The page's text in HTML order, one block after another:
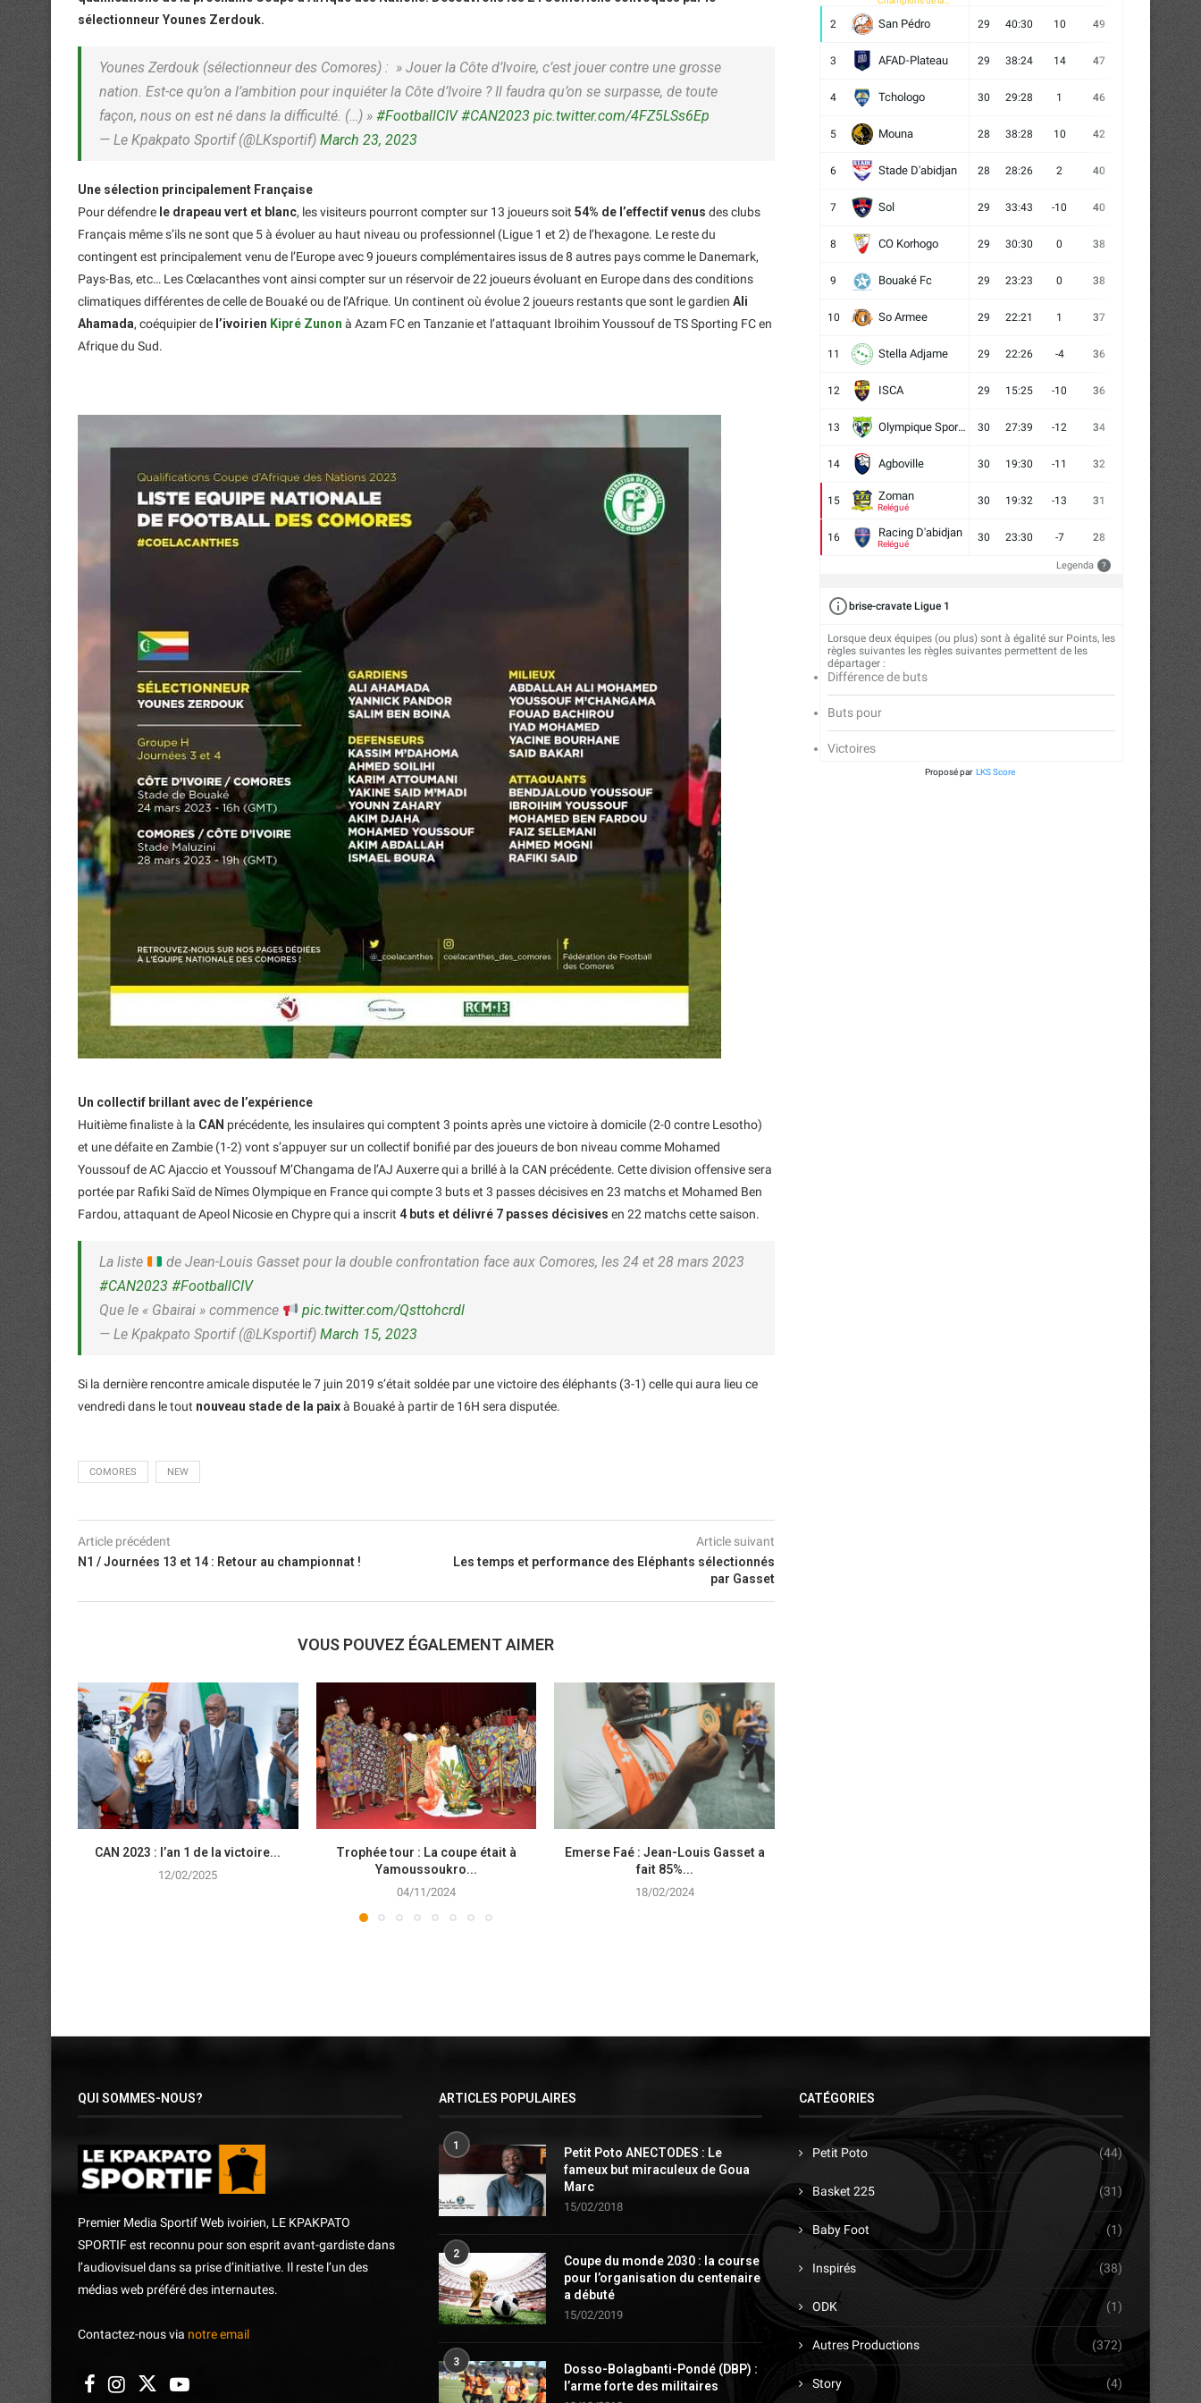
sélectionneur Younes Zerdouk.
Younes Zerdouk (sélectionneur des Comores) : » Jouer la Côte d’Ivoire, c’est jouer contre une grosse
nation. Est-ce qu’on a l’ambition pour inquiéter la Côte d’Ivoire ? Il faudra qu’on se surpasse, de toute
façon, nous on est né dans la difficulté. (…) » #FootballCIV #CAN2023 pic.twitter.com/4FZ5LSs6Ep
— Le Kpakpato Sportif (@LKsportif) March 23, 2023
Une sélection principalement Française
Pour défendre le drapeau vert et blanc, les visiteurs pourront compter sur 13 joueurs soit 54% de l’effectif venus des clubs
Français même s’ils ne sont que 5 à évoluer au haut niveau ou professionnel (Ligue 1 et 2) de l’hexagone. Le reste du
contingent est principalement venu de l’Europe avec 9 joueurs complémentaires issus de 8 autres pays comme le Danemark,
Pays-Bas, etc… Les Cœlacanthes vont ainsi compter sur un réservoir de 22 joueurs évoluant en Europe dans des conditions
climatiques différentes de celle de Bouaké ou de l’Afrique. Un continent où évolue 2 joueurs restants que sont le gardien Ali
Ahamada, coéquipier de l’ivoirien Kipré Zunon à Azam FC en Tanzanie et l’attaquant Ibroihim Youssouf de TS Sporting FC en
Afrique du Sud.
Un collectif brillant avec de l’expérience
Huitième finaliste à la CAN précédente, les insulaires qui comptent 3 points après une victoire à domicile (2-0 contre Lesotho)
et une défaite en Zambie (1-2) vont s’appuyer sur un collectif bonifié par des joueurs de bon niveau comme Mohamed
Youssouf de AC Ajaccio et Youssouf M’Changama de l’AJ Auxerre qui a brillé à la CAN précédente. Cette division offensive sera
portée par Rafiki Saïd de Nîmes Olympique en France qui compte 3 buts et 3 passes décisives en 23 matchs et Mohamed Ben
Fardou, attaquant de Apeol Nicosie en Chypre qui a inscrit 4 buts et délivré 7 passes décisives en 22 matchs cette saison.
La liste
de Jean-Louis Gasset pour la double confrontation face aux Comores, les 24 et 28 mars 2023
#CAN2023 #FootballCIV
Que le « Gbairai » commence
pic.twitter.com/Qsttohcrdl
— Le Kpakpato Sportif (@LKsportif) March 15, 2023
Si la dernière rencontre amicale disputée le 7 juin 2019 s’était soldée par une victoire des éléphants (3-1) celle qui aura lieu ce
vendredi dans le tout nouveau stade de la paixà Bouaké à partir de 16H sera disputée.
COMORES NEW
Article précédent
N1 / Journées 13 et 14 : Retour au championnat !
Article suivant
Les temps et performance des Eléphants sélectionnés
par Gasset
VOUS POUVEZ ÉGALEMENT AIMER
CAN 2023 : l’an 1 de la victoire...
12/02/2025
Trophée tour : La coupe était à
Yamoussoukro...
04/11/2024
Emerse Faé : Jean-Louis Gasset a
fait 85%...
18/02/2024
Les footballeurs et les
13/02/2024
2 San Pédro 29 40:30 10 49 6
3 AFAD-Plateau 29 38:24 14 47
4 Tchologo 30 29:28 1 46 8
5 Mouna 28 38:28 10 42
6 Stade D'abidjan 28 28:26 2 40
7 Sol 29 33:43 -10 40 4
8 CO Korhogo 29 30:30 0 38 11
9 Bouaké Fc 29 23:23 0 38 11
10 So Armee 29 22:21 1 37 10
11 Stella Adjame 29 22:26 -4 36 11
12 ISCA 29 15:25 -10 36 6 13
13 Olympique Sport d'Abobo FC 30 27:39 -12 34
14 Agboville 30 19:30 -11 32
15 Zoman
Relégué
30 19:32 -13 31 10 13
16 Racing D'abidjan
Relégué
30 23:30 -7 28 14
Legenda ?
brise-cravate Ligue 1
Lorsque deux équipes (ou plus) sont à égalité sur Points, les
règles suivantes les règles suivantes permettent de les
départager :
Différence de buts
Buts pour
Victoires
Proposé par LKS Score
QUI SOMMES-NOUS?
Premier Media Sportif Web ivoirien, LE KPAKPATO
SPORTIF est reconnu pour son esprit avant-gardiste dans
l’audiovisuel dans sa prise d’initiative. Il reste l’un des
médias web préféré des internautes.
Contactez-nous via notre email
ARTICLES POPULAIRES
1
Petit Poto ANECTODES : Le
fameux but miraculeux de Goua
Marc
15/02/2018
2
Coupe du monde 2030 : la course
pour l’organisation du centenaire
a débuté
15/02/2019
3
Dosso-Bolagbanti-Pondé (DBP) :
l’arme forte des militaires
CATÉGORIES
Petit Poto (44)
Basket 225 (31)
Baby Foot (1)
Inspirés (38)
ODK (1)
Autres Productions (372)
Story (4)